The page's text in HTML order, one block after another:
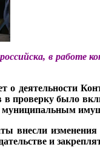
в работе
о деятельности
проверку было
муниципальным
внесли
и